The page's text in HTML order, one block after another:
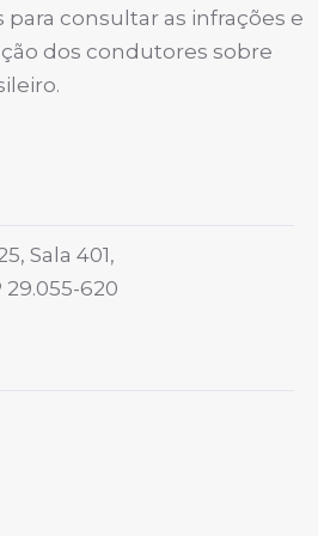
para consultar as infrações e
dos condutores sobre
Sala 401,
29.055-620